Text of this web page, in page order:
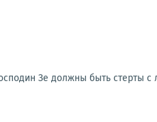
Зе должны быть стерты